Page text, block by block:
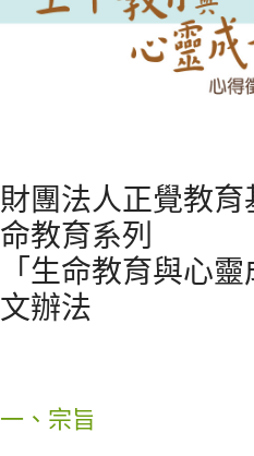
財團法人正覺教
命教育系列
「生命教育與心
文辦法
一、宗旨